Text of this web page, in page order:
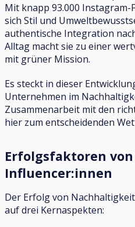
Mit knapp 93.000 Instagram-
sich Stil und
authentische Integration
Alltag macht sie zu einer
mit grüner Mission.
Es steckt in dieser
Unternehmen im
Zusammenarbeit mit den
hier zum entscheidenden
Erfolgsfaktoren
Influencer:innen
Der Erfolg von
auf drei Kernaspekten: